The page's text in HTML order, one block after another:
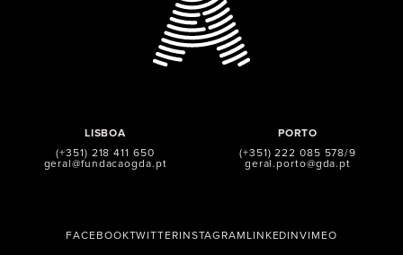
LISBOA
(+351) 218 411 650
geral@fundacaogda.pt
PORTO
(+351) 222 085 578/9
geral.porto@gda.pt
FACEBOOKTWITTERINSTAGRAMLINKEDINVIMEO